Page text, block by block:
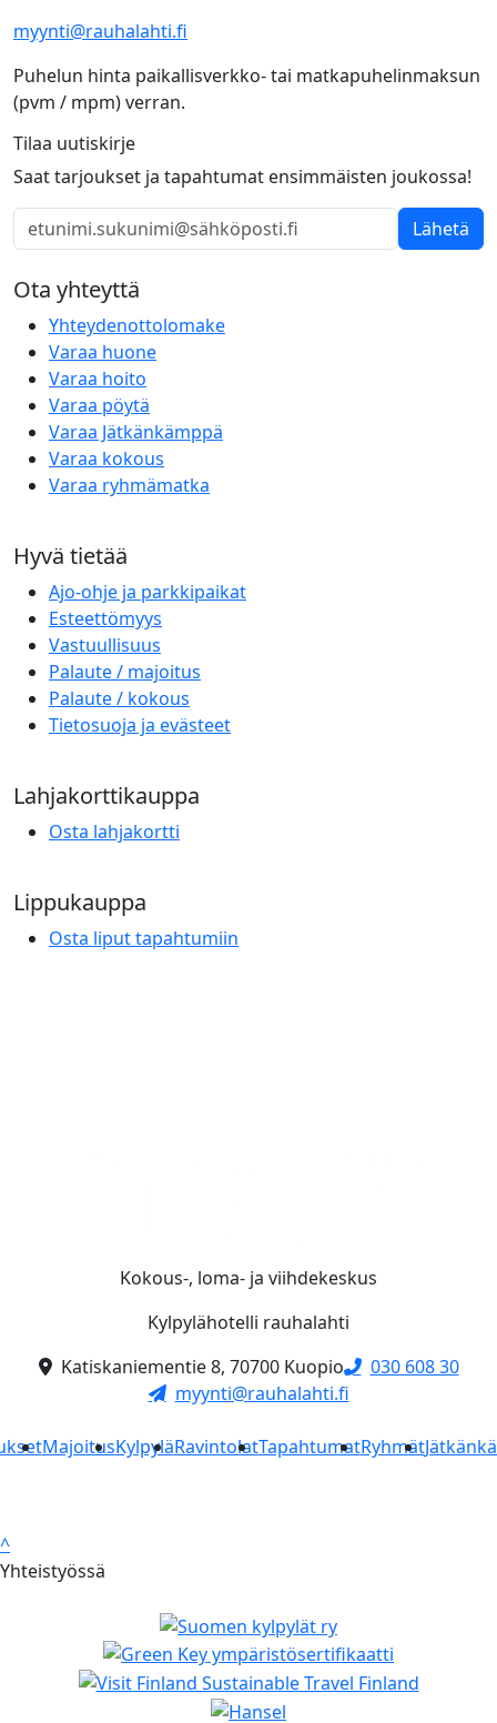
myynti@rauhalahti.fi
Puhelun hinta paikallisverkko- tai matkapuhelinmaksun
(pvm / mpm) verran.
Tilaa uutiskirje
Saat tarjoukset ja tapahtumat ensimmäisten joukossa!
Lähetä
Ota yhteyttä
Yhteydenottolomake
Varaa huone
Varaa hoito
Varaa pöytä
Varaa Jätkänkämppä
Varaa kokous
Varaa ryhmämatka
Hyvä tietää
Ajo-ohje ja parkkipaikat
Esteettömyys
Vastuullisuus
Palaute / majoitus
Palaute / kokous
Tietosuoja ja evästeet
Lahjakorttikauppa
Osta lahjakortti
Lippukauppa
Osta liput tapahtumiin
Kokous-, loma- ja viihdekeskus
Kylpylähotelli rauhalahti
Katiskaniementie 8, 70700 Kuopio
030 608 30
myynti@rauhalahti.fi
MajoitusKylpyläRavintolatTapahtumatRyhmät
^
Yhteistyössä